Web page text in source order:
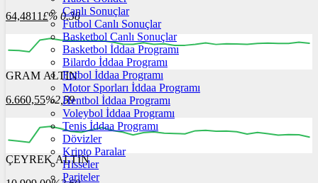
64,4811£% 0.38
12:00 13:00 14:00
GRAM ALTIN
6.660,55%2,59
12:00 13:00
ÇEYREK ALTIN
Canlı Sonuçlar
Futbol Canlı Sonuçlar
Basketbol Canlı Sonuçlar
Basketbol İddaa Programı
Bilardo İddaa Programı
Futbol İddaa Programı
Motor Sporları İddaa Programı
Hentbol İddaa Programı
Voleybol İddaa Programı
Tenis İddaa Programı
Dövizler
Kripto Paralar
Hisseler
Pariteler